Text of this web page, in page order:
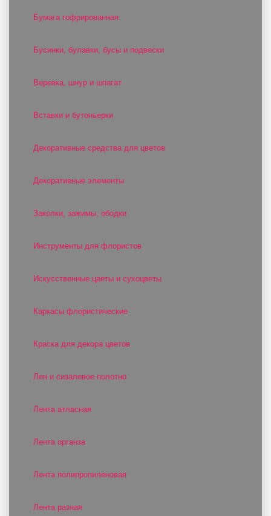
Бумага гофрированная
Бусинки, булавки, бусы и подвески
Веревка, шнур и шпагат
Вставки и бутоньерки
Декоративные средства для цветов
Декоративные элементы
Заколки, зажимы, ободки
Инструменты для флористов
Искусственные цветы и сухоцветы
Каркасы флористические
Краска для декора цветов
Лен и сизалевое полотно
Лента атласная
Лента органза
Лента полипропиленовая
Лента разная